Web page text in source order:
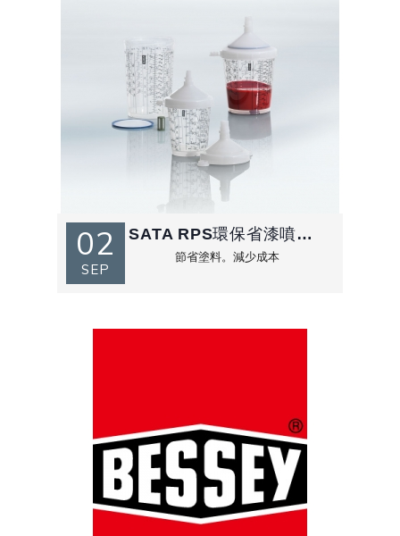
02
SEP
SATA RPS環保省漆噴漆杯好處
節省塗料。減少成本